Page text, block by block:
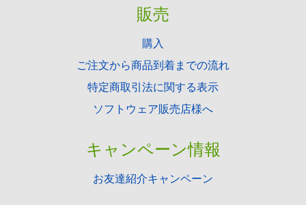
販売
購入
ご注文から商品到着までの流れ
特定商取引法に関する表示
ソフトウェア販売店様へ
キャンペーン情報
お友達紹介キャンペーン